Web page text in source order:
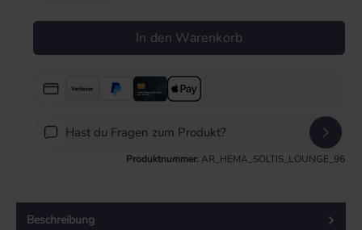
In den Warenkorb
Hast du Fragen zum Produkt?
Produktnummer: AR_HEMA_SOLTIS_LOUNGE_96
Beschreibung